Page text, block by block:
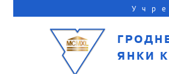
ЯНКИ